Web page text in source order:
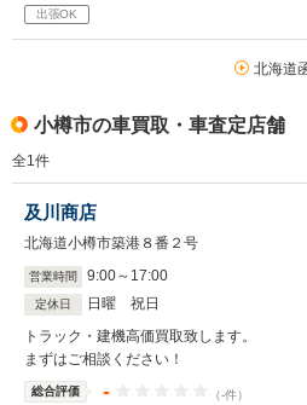
出張OK
北海道
小樽市の車買取・車査定店舗
全1件
及川商店
北海道小樽市築港８番２号
営業時間 9:00～ 17:00
定休日
日曜 祝日
トラック・建機高価買取致します。
まずはご相談ください！
総合評価 - （-件）